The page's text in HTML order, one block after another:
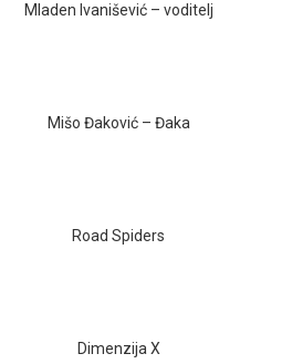
Mladen Ivanišević – voditelj
Mišo Đaković – Đaka
Road Spiders
Dimenzija X